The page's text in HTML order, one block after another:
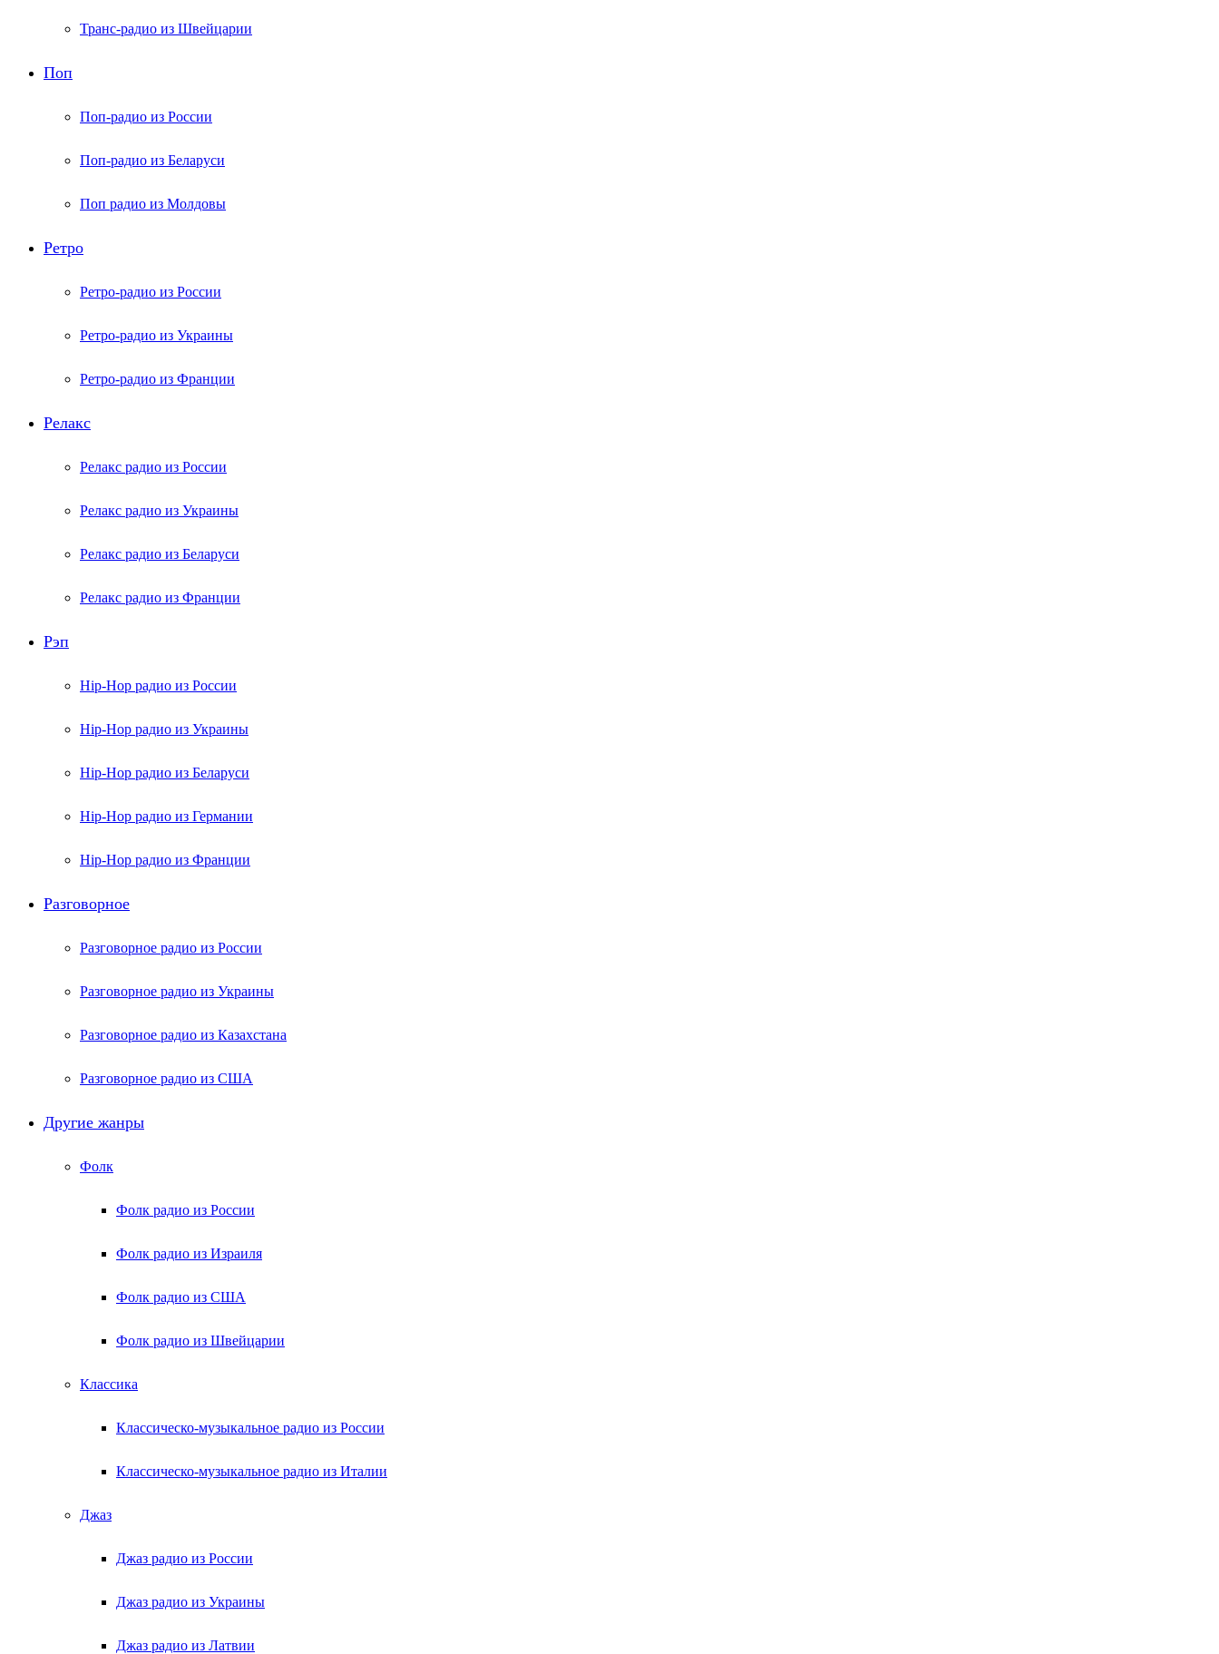
Транс-радио из Швейцарии
Поп
Поп-радио из России
Поп-радио из Беларуси
Поп радио из Молдовы
Ретро
Ретро-радио из России
Ретро-радио из Украины
Ретро-радио из Франции
Релакс
Релакс радио из России
Релакс радио из Украины
Релакс радио из Беларуси
Релакс радио из Франции
Рэп
Hip-Hop радио из России
Hip-Hop радио из Украины
Hip-Hop радио из Беларуси
Hip-Hop радио из Германии
Hip-Hop радио из Франции
Разговорное
Разговорное радио из России
Разговорное радио из Украины
Разговорное радио из Казахстана
Разговорное радио из США
Другие жанры
Фолк
Фолк радио из России
Фолк радио из Израиля
Фолк радио из США
Фолк радио из Швейцарии
Классика
Классическо-музыкальное радио из России
Классическо-музыкальное радио из Италии
Джаз
Джаз радио из России
Джаз радио из Украины
Джаз радио из Латвии